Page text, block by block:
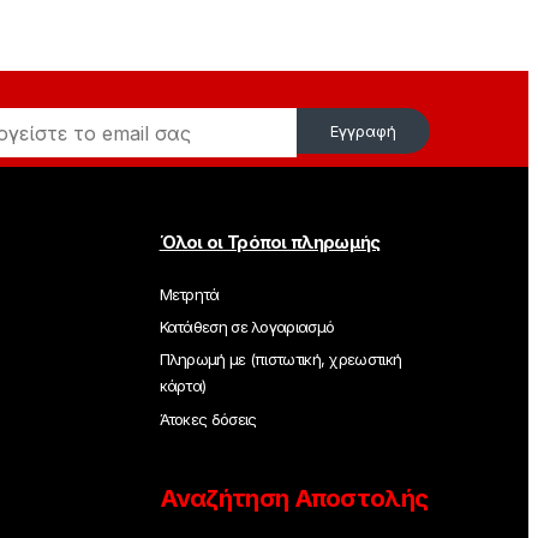
Εγγραφή
Όλοι οι Τρόποι πληρωμής
Μετρητά
Κατάθεση σε λογαριασμό
Πληρωμή με (πιστωτική, χρεωστική
κάρτα)
Άτοκες δόσεις
Αναζήτηση Αποστολής